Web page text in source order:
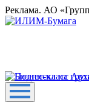
Реклама. АО